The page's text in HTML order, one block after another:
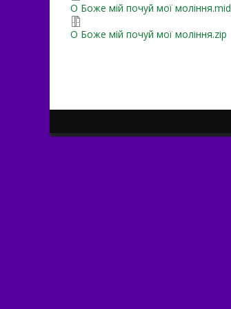
О Боже мій почуй мої моління.mid
О Боже мій почуй мої моління.zip